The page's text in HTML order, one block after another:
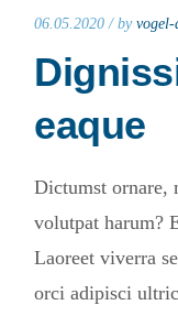
06.05.2020 / by vogel-
eaque
Dictumst ornare,
volutpat harum?
Laoreet viverra
orci adipisci